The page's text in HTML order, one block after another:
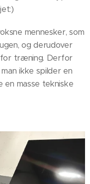
mennesker, som
og derudover
for træning. Derfor
ikke spilder en
en masse tekniske